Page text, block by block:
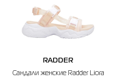
RADDER
Сандали женские Radder Liora